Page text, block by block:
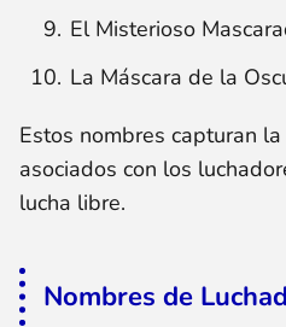
El Misterioso
La Máscara de la
Estos nombres capturan
asociados con los
lucha libre.
Nombres de